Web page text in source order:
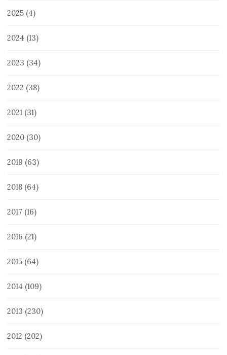
2025 (4)
2024 (13)
2023 (34)
2022 (38)
2021 (31)
2020 (30)
2019 (63)
2018 (64)
2017 (16)
2016 (21)
2015 (64)
2014 (109)
2013 (230)
2012 (202)